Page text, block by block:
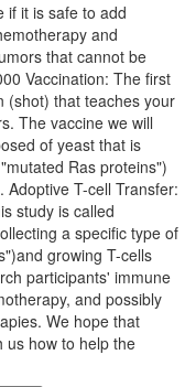
if it is safe to add
and
that cannot be
Vaccination: The first
(shot) that teaches your
The vaccine we will
of yeast that is
Ras proteins")
T-cell Transfer:
study is called
a specific type of
growing T-cells
participants' immune
and possibly
We hope that
us how to help the